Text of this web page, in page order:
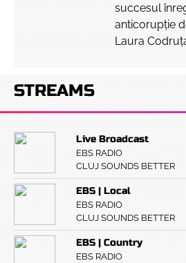
succesul
anticorupție
Laura
STREAMS
Live Broadcast
EBS RADIO
CLUJ SOUNDS BETTER
EBS | Local
EBS RADIO
CLUJ SOUNDS BETTER
EBS | Country
EBS RADIO